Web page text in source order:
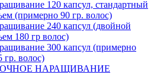
120 капсул, стандартный
(примерно 90 гр. волос)
240 капсул (двойной
180 гр волос)
300 капсул (примерно
гр. волос)